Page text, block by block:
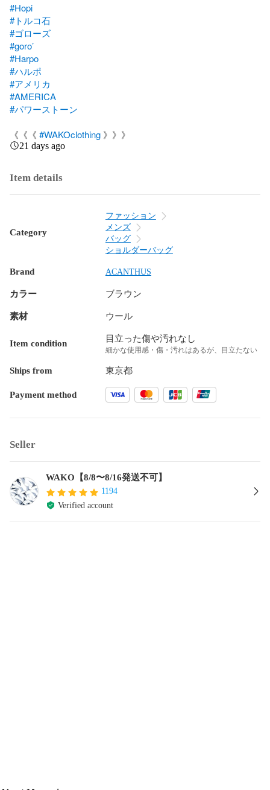
#Hopi
#トルコ石
#ゴローズ
#goro’
#Harpo
#ハルポ
#アメリカ
#AMERICA
#パワーストーン
《《《 #WAKOclothing 》》》
21 days ago
Item details
Category
ファッション
メンズ
バッグ
ショルダーバッグ
Brand ACANTHUS
カラー ブラウン
素材 ウール
Item condition 目立った傷や汚れなし
細かな使用感・傷・汚れはあるが、目立たない
Ships from 東京都
Payment method
Seller
WAKO【8/8〜8/16発送不可】
1194
Verified account